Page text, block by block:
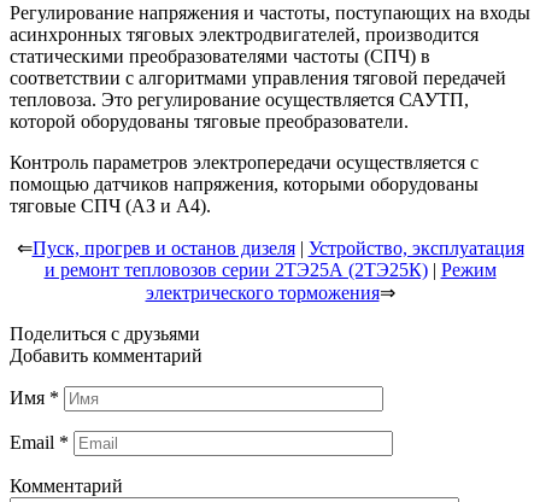
Регулирование напряжения и частоты, поступающих на входы
асинхронных тяговых электродвигателей, производится
статическими преобразователями частоты (СПЧ) в
соответствии с алгоритмами управления тяговой передачей
тепловоза. Это регулирование осуществляется САУТП,
которой оборудованы тяговые преобразователи.
Контроль параметров электропередачи осуществляется с
помощью датчиков напряжения, которыми оборудованы
тяговые СПЧ (АЗ и А4).
⇐Пуск, прогрев и останов дизеля| Устройство, эксплуатация
и ремонт тепловозов серии 2ТЭ25А (2ТЭ25К)| Режим
электрического торможения⇒
Поделиться с друзьями
Добавить комментарий
Имя *
Email *
Комментарий